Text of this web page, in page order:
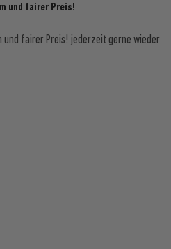
und fairer Preis!
und fairer Preis! jederzeit gerne wieder